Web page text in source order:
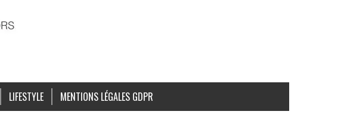
LIFESTYLE MENTIONS LÉGALES GDPR